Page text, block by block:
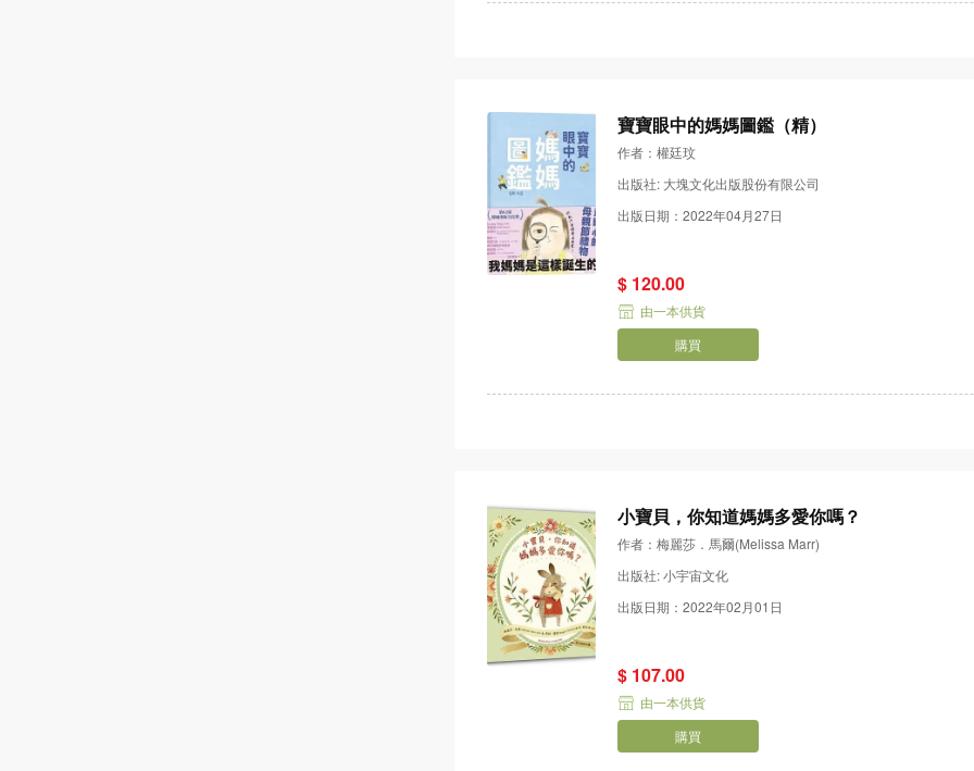
寶寶眼中的媽媽圖鑑（精）
作者：權廷玟
出版社: 大塊文化出版股份有限公司
出版日期：2022年04月27日
$ 120.00
由一本供貨
購買
小寶貝，你知道媽媽多愛你嗎？
作者：梅麗莎．馬爾(Melissa Marr)
出版社: 小宇宙文化
出版日期：2022年02月01日
$ 107.00
由一本供貨
購買